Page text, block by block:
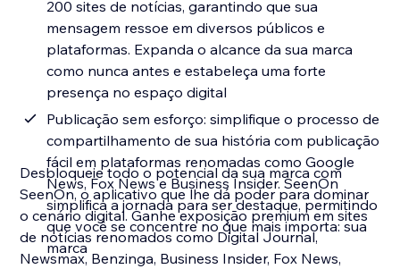
200 sites de notícias, garantindo que sua
mensagem ressoe em diversos públicos e
plataformas. Expanda o alcance da sua marca
como nunca antes e estabeleça uma forte
presença no espaço digital
Publicação sem esforço: simplifique o processo de
compartilhamento de sua história com publicação
fácil em plataformas renomadas como Google
News, Fox News e Business Insider. SeenOn
simplifica a jornada para ser destaque, permitindo
que você se concentre no que mais importa: sua
marca
Desbloqueie todo o potencial da sua marca com
SeenOn, o aplicativo que lhe dá poder para dominar
o cenário digital. Ganhe exposição premium em sites
de notícias renomados como Digital Journal,
Newsmax, Benzinga, Business Insider, Fox News,